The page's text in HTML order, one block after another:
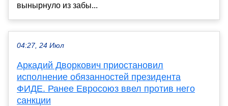
вынырнуло из забы...
04:27, 24 Июл
Аркадий Дворкович приостановил
исполнение обязанностей президента
ФИДЕ. Ранее Евросоюз ввел против него
санкции